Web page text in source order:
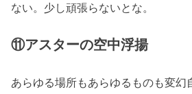
ない。少し頑張らないとな。
⑪アスターの空中浮揚
あらゆる場所もあらゆるものも変幻